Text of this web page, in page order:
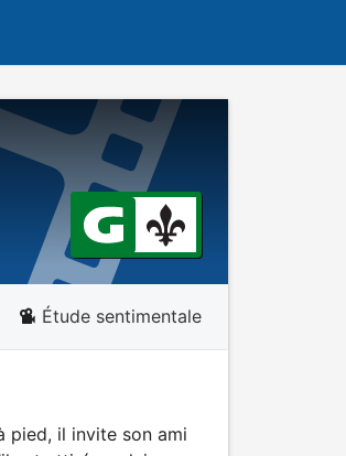
Étude sentimentale
pied, il invite son ami